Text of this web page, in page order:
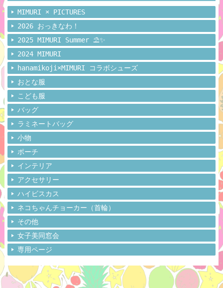
MIMURI × PICTURES
2026 おっきなわ！
2025 MIMURI Summer ⛱️✨
2024 MIMURI
hanamikoji×MIMURI コラボシューズ
おとな服
こども服
バッグ
ラミネートバッグ
小物
ポーチ
インテリア
アクセサリー
ハイビスカス
ネコちゃんチョーカー（首輪）
その他
女子美同窓会
専用ページ